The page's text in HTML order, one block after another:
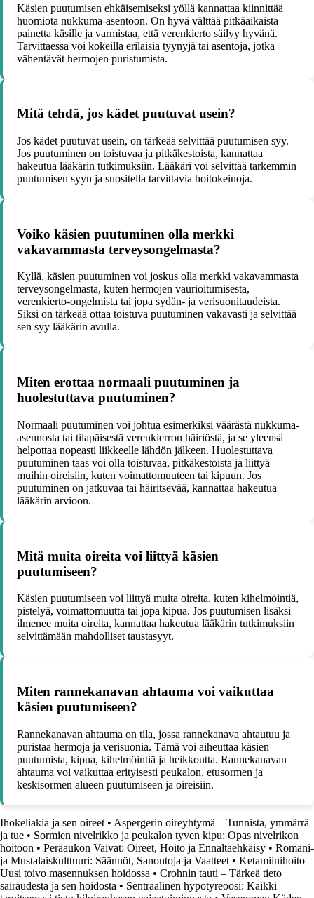
Käsien puutumisen ehkäisemiseksi yöllä kannattaa kiinnittää
huomiota nukkuma-asentoon. On hyvä välttää pitkäaikaista
painetta käsille ja varmistaa, että verenkierto säilyy hyvänä.
Tarvittaessa voi kokeilla erilaisia tyynyjä tai asentoja, jotka
vähentävät hermojen puristumista.
Mitä tehdä, jos kädet puutuvat usein?
Jos kädet puutuvat usein, on tärkeää selvittää puutumisen syy.
Jos puutuminen on toistuvaa ja pitkäkestoista, kannattaa
hakeutua lääkärin tutkimuksiin. Lääkäri voi selvittää tarkemmin
puutumisen syyn ja suositella tarvittavia hoitokeinoja.
Voiko käsien puutuminen olla merkki
vakavammasta terveysongelmasta?
Kyllä, käsien puutuminen voi joskus olla merkki vakavammasta
terveysongelmasta, kuten hermojen vaurioitumisesta,
verenkierto-ongelmista tai jopa sydän- ja verisuonitaudeista.
Siksi on tärkeää ottaa toistuva puutuminen vakavasti ja selvittää
sen syy lääkärin avulla.
Miten erottaa normaali puutuminen ja
huolestuttava puutuminen?
Normaali puutuminen voi johtua esimerkiksi väärästä nukkuma-
asennosta tai tilapäisestä verenkierron häiriöstä, ja se yleensä
helpottaa nopeasti liikkeelle lähdön jälkeen. Huolestuttava
puutuminen taas voi olla toistuvaa, pitkäkestoista ja liittyä
muihin oireisiin, kuten voimattomuuteen tai kipuun. Jos
puutuminen on jatkuvaa tai häiritsevää, kannattaa hakeutua
lääkärin arvioon.
Mitä muita oireita voi liittyä käsien
puutumiseen?
Käsien puutumiseen voi liittyä muita oireita, kuten kihelmöintiä,
pistelyä, voimattomuutta tai jopa kipua. Jos puutumisen lisäksi
ilmenee muita oireita, kannattaa hakeutua lääkärin tutkimuksiin
selvittämään mahdolliset taustasyyt.
Miten rannekanavan ahtauma voi vaikuttaa
käsien puutumiseen?
Rannekanavan ahtauma on tila, jossa rannekanava ahtautuu ja
puristaa hermoja ja verisuonia. Tämä voi aiheuttaa käsien
puutumista, kipua, kihelmöintiä ja heikkoutta. Rannekanavan
ahtauma voi vaikuttaa erityisesti peukalon, etusormen ja
keskisormen alueen puutumiseen ja oireisiin.
Ihokeliakia ja sen oireet • Aspergerin oireyhtymä – Tunnista, ymmärrä
ja tue • Sormien nivelrikko ja peukalon tyven kipu: Opas nivelrikon
hoitoon • Peräaukon Vaivat: Oireet, Hoito ja Ennaltaehkäisy • Romani-
ja Mustalaiskulttuuri: Säännöt, Sanontoja ja Vaatteet • Ketamiinihoito –
Uusi toivo masennuksen hoidossa • Crohnin tauti – Tärkeä tieto
sairaudesta ja sen hoidosta • Sentraalinen hypotyreoosi: Kaikki